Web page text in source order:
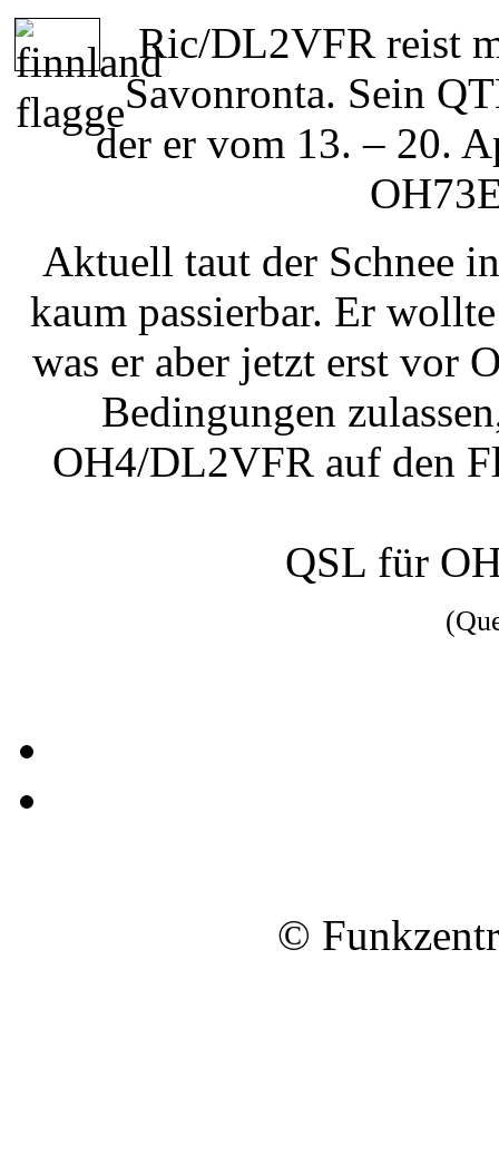
Ric/DL2VFR reist
Savonronta. Sein
der er vom 13. – 20.
Aktuell taut der Schnee
kaum passierbar. Er
was er aber jetzt erst vor
Bedingungen
OH4/DL2VFR auf den
QSL für
©